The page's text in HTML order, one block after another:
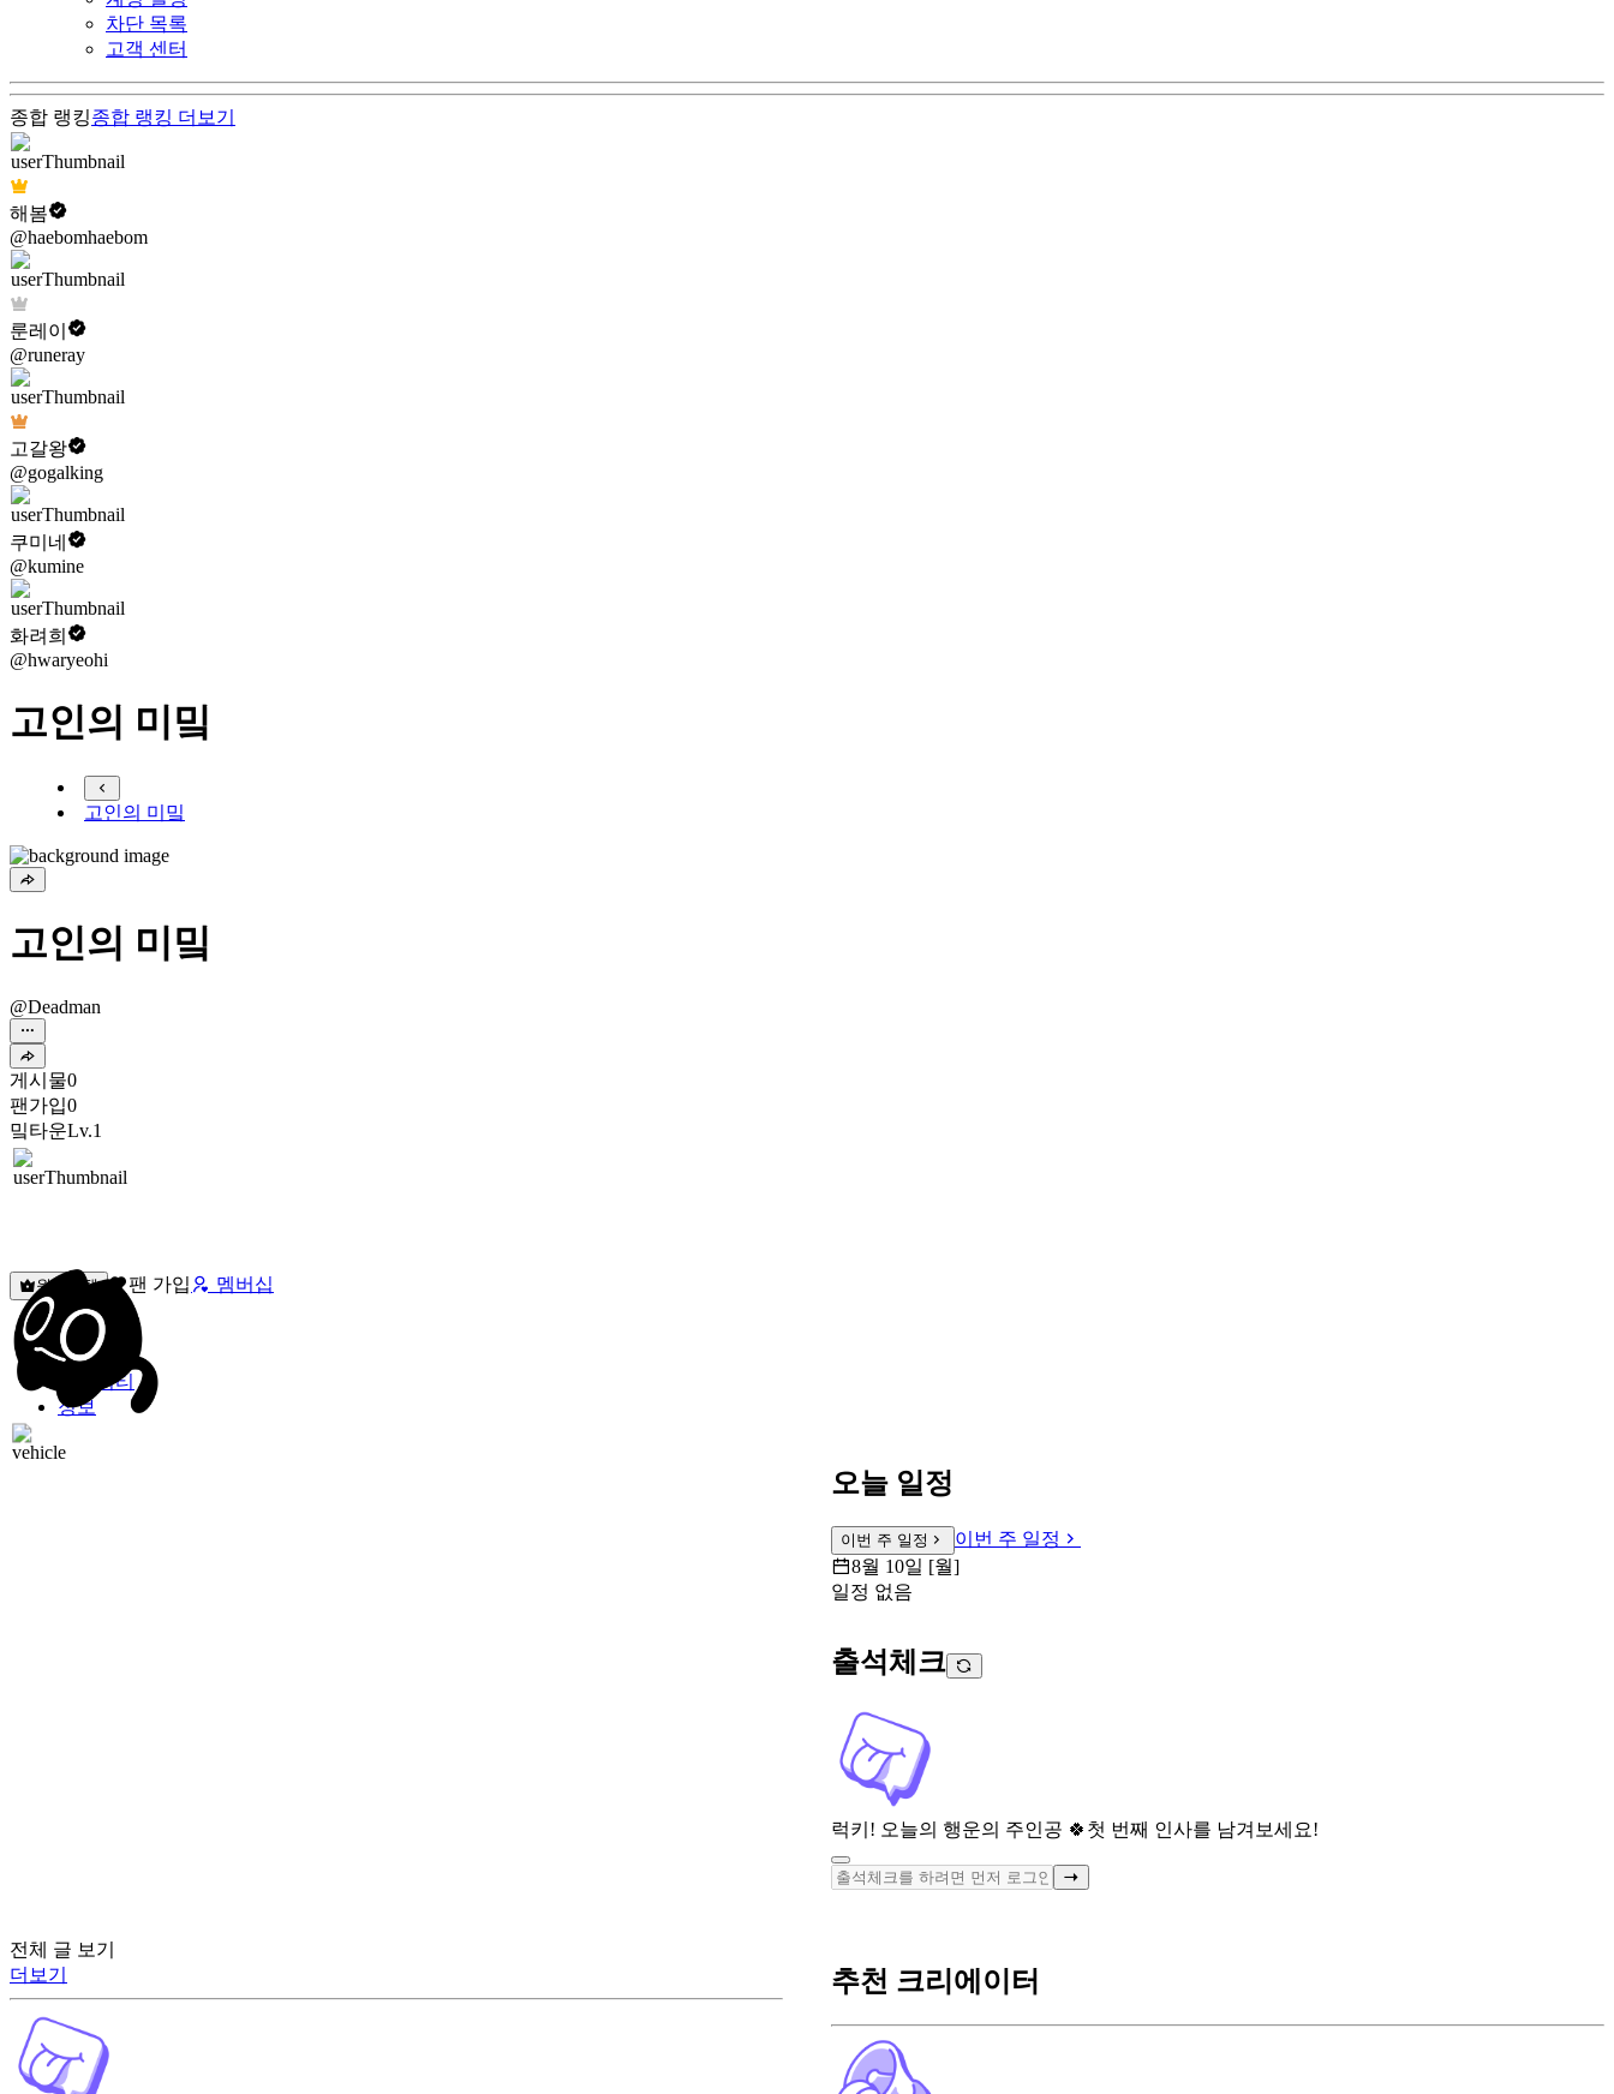
차단 목록
고객 센터
종합 랭킹종합 랭킹 더보기
해봄
@haebomhaebom
룬레이
@runeray
고갈왕
@gogalking
쿠미네
@kumine
화려희
@hwaryeohi
고인의 미밐
고인의 미밐
고인의 미밐
@Deadman
게시물0
팬가입0
밐타운Lv.1
원픽선택 팬 가입 멤버십
밐타운
피드
커뮤니티
정보
오늘 일정
이번 주 일정
이번 주 일정
8월 10일 [월]
일정 없음
출석체크
럭키! 오늘의 행운의 주인공 🍀 첫 번째 인사를 남겨보세요!
전체 글 보기
더보기
추천 크리에이터